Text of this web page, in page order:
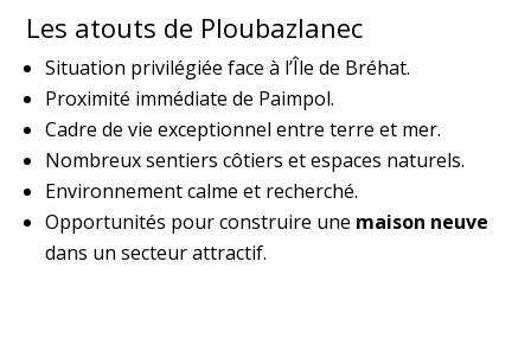
Les atouts de Ploubazlanec
Situation privilégiée face à l’Île de Bréhat.
Proximité immédiate de Paimpol.
Cadre de vie exceptionnel entre terre et mer.
Nombreux sentiers côtiers et espaces naturels.
Environnement calme et recherché.
Opportunités pour construire une maison neuve
dans un secteur attractif.